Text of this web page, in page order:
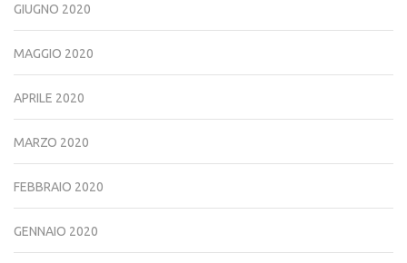
GIUGNO 2020
MAGGIO 2020
APRILE 2020
MARZO 2020
FEBBRAIO 2020
GENNAIO 2020